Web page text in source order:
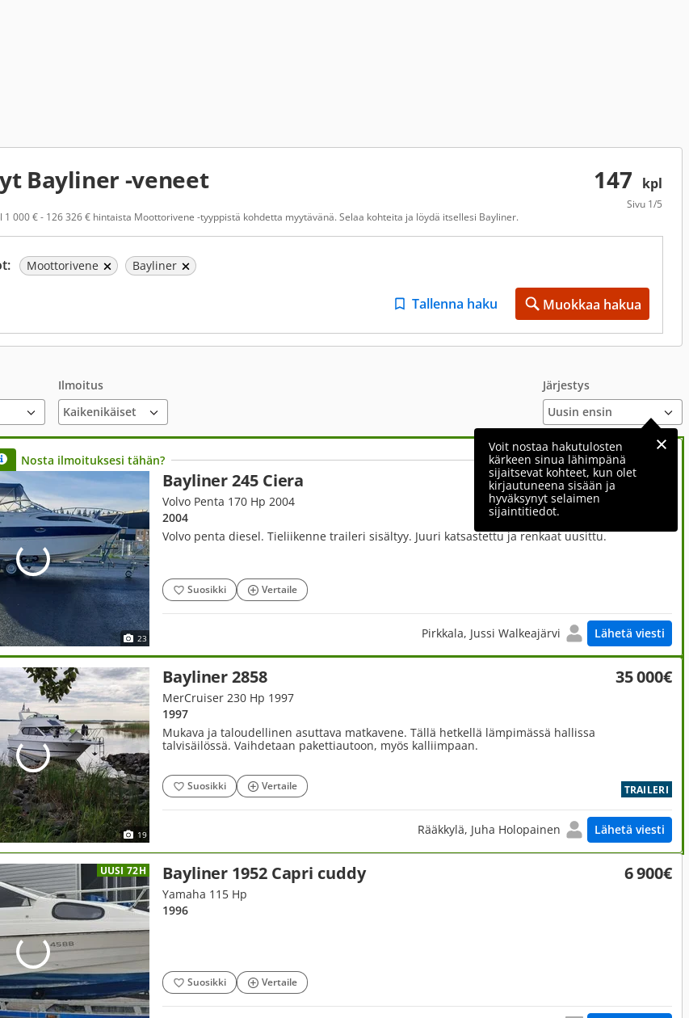
147 kpl
Sivu 1/5
Bayliner -veneet
1 000 € - 126 326 € hintaista Moottorivene -tyyppistä kohdetta myytävänä. Selaa kohteita ja löydä itsellesi Bayliner.
Moottorivene Bayliner
Tallenna haku Muokkaa hakua
Ilmoitus Järjestys
Voit nostaa hakutulosten
kärkeen sinua lähimpänä
sijaitsevat kohteet, kun olet
kirjautuneena sisään ja
hyväksynyt selaimen
sijaintitiedot.
Nosta ilmoituksesi tähän?
23
Bayliner 245 Ciera 29 900€
Volvo Penta 170 Hp 2004
2004
Volvo penta diesel. Tieliikenne traileri sisältyy. Juuri katsastettu ja renkaat uusittu.
Suosikki Vertaile
Pirkkala, Jussi Walkeajärvi Lähetä viesti
19
Bayliner 2858 35 000€
TRAILERI
MerCruiser 230 Hp 1997
1997
Mukava ja taloudellinen asuttava matkavene. Tällä hetkellä lämpimässä hallissa
talvisäilössä. Vaihdetaan pakettiautoon, myös kalliimpaan.
Suosikki Vertaile
Rääkkylä, Juha Holopainen Lähetä viesti
UUSI 72H Bayliner 1952 Capri cuddy 6 900€
Yamaha 115 Hp
1996
Suosikki Vertaile